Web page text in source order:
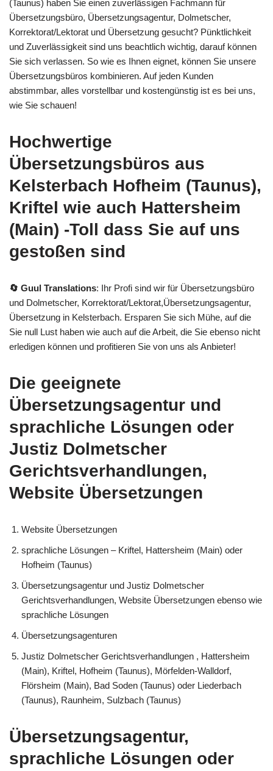
(Taunus) haben Sie einen zuverlässigen Fachmann für
Übersetzungsbüro, Übersetzungsagentur, Dolmetscher,
Korrektorat/Lektorat und Übersetzung gesucht? Pünktlichkeit
und Zuverlässigkeit sind uns beachtlich wichtig, darauf können
Sie sich verlassen. So wie es Ihnen eignet, können Sie unsere
Übersetzungsbüros kombinieren. Auf jeden Kunden
abstimmbar, alles vorstellbar und kostengünstig ist es bei uns,
wie Sie schauen!
Hochwertige
Übersetzungsbüros aus
Kelsterbach Hofheim (Taunus),
Kriftel wie auch Hattersheim
(Main) -Toll dass Sie auf uns
gestoßen sind
🔄 Guul Translations: Ihr Profi sind wir für Übersetzungsbüro
und Dolmetscher, Korrektorat/Lektorat,Übersetzungsagentur,
Übersetzung in Kelsterbach. Ersparen Sie sich Mühe, auf die
Sie null Lust haben wie auch auf die Arbeit, die Sie ebenso nicht
erledigen können und profitieren Sie von uns als Anbieter!
Die geeignete
Übersetzungsagentur und
sprachliche Lösungen oder
Justiz Dolmetscher
Gerichtsverhandlungen,
Website Übersetzungen
Website Übersetzungen
sprachliche Lösungen – Kriftel, Hattersheim (Main) oder
Hofheim (Taunus)
Übersetzungsagentur und Justiz Dolmetscher
Gerichtsverhandlungen, Website Übersetzungen ebenso wie
sprachliche Lösungen
Übersetzungsagenturen
Justiz Dolmetscher Gerichtsverhandlungen , Hattersheim
(Main), Kriftel, Hofheim (Taunus), Mörfelden-Walldorf,
Flörsheim (Main), Bad Soden (Taunus) oder Liederbach
(Taunus), Raunheim, Sulzbach (Taunus)
Übersetzungsagentur,
sprachliche Lösungen oder